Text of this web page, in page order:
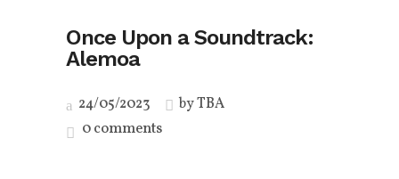
Once Upon a Soundtrack:
Alemoa
24/05/2023 byTBA
0 comments